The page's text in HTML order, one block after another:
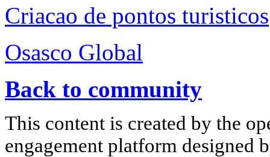
Criacao de pontos turisticos
Osasco Global
Back to community
This content is created by the
engagement platform designed